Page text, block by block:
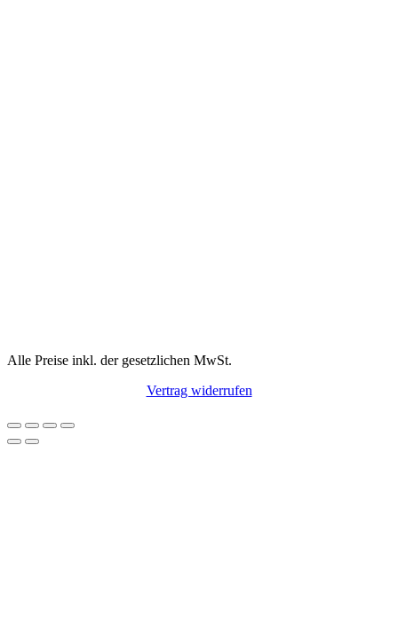
Alle Preise inkl. der gesetzlichen MwSt.
Vertrag widerrufen